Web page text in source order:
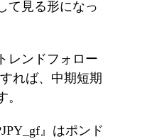
て見る形になっ
レンドフォロー
れば、中期短期
』はポンド